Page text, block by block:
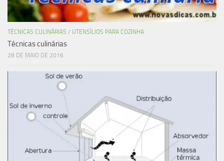
TÉCNICAS CULINÁRIAS / UTENSÍLIOS PARA COZINHA
Técnicas culinárias
28 DE MAIO DE 2016